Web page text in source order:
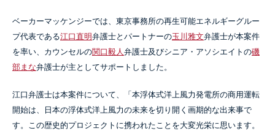
ベーカーマッケンジーでは、東京事務所の再生可能エネルギーグルー
プ代表である江口直明弁護士とパートナーの玉川雅文弁護士が本案件
を率い、カウンセルの関口毅人弁護士及びシニア・アソシエイトの磯
部まな弁護士が主としてサポートしました。
江口弁護士は本案件について、「本浮体式洋上風力発電所の商用運転
開始は、日本の浮体式洋上風力の未来を切り開く画期的な出来事で
す。この歴史的プロジェクトに携われたことを大変光栄に思います。